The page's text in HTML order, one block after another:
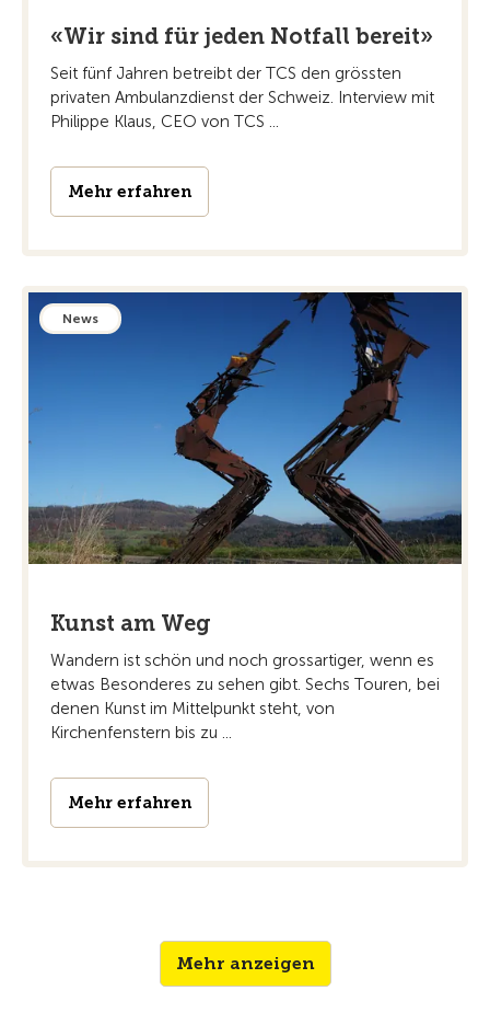
«Wir sind für jeden Notfall bereit»
Seit fünf Jahren betreibt der TCS den grössten
privaten Ambulanzdienst der Schweiz. Interview mit
Philippe Klaus, CEO von TCS ...
Mehr erfahren
News
Kunst am Weg
Wandern ist schön und noch grossartiger, wenn es
etwas Besonderes zu sehen gibt. Sechs Touren, bei
denen Kunst im Mittelpunkt steht, von
Kirchenfenstern bis zu ...
Mehr erfahren
Mehr anzeigen